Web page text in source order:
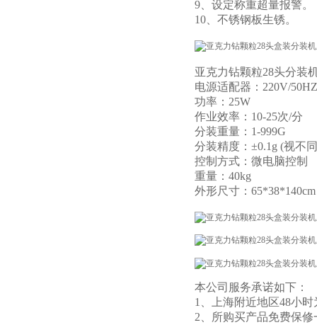
9、设定称重超量报警。
10、不锈钢板生锈。
亚克力钻颗粒28头分装
电源适配器：220V/50HZ
功率：25W
作业效率：10-25次/分
分装重量：1-999G
分装精度：±0.1g (视不
控制方式：微电脑控制
重量：40kg
外形尺寸：65*38*140cm
本公司服务承诺如下：
1、上海附近地区48小
2、所购买产品免费保